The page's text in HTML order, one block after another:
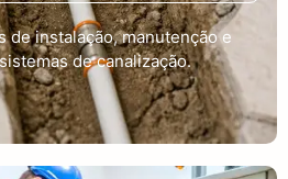
de instalação, manutenção e
de canalização.